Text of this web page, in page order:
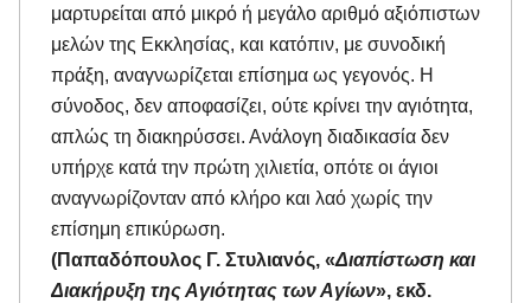
μαρτυρείται από μικρό ή μεγάλο αριθμό αξιόπιστων
μελών της Εκκλησίας, και κατόπιν, με συνοδική
πράξη, αναγνωρίζεται επίσημα ως γεγονός. Η
σύνοδος, δεν αποφασίζει, ούτε κρίνει την αγιότητα,
απλώς τη διακηρύσσει. Ανάλογη διαδικασία δεν
υπήρχε κατά την πρώτη χιλιετία, οπότε οι άγιοι
αναγνωρίζονταν από κλήρο και λαό χωρίς την
επίσημη επικύρωση.
(Παπαδόπουλος Γ. Στυλιανός, «Διαπίστωση και
Διακήρυξη της Αγιότητας των Αγίων», εκδ.